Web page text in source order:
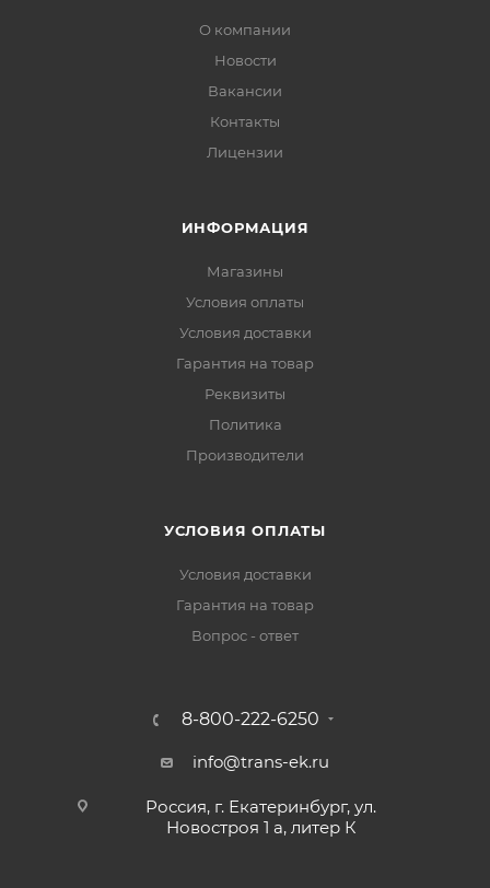
О компании
Новости
Вакансии
Контакты
Лицензии
ИНФОРМАЦИЯ
Магазины
Условия оплаты
Условия доставки
Гарантия на товар
Реквизиты
Политика
Производители
УСЛОВИЯ ОПЛАТЫ
Условия доставки
Гарантия на товар
Вопрос - ответ
8-800-222-6250
info@trans-ek.ru
Россия, г. Екатеринбург, ул.
Новостроя 1 а, литер К